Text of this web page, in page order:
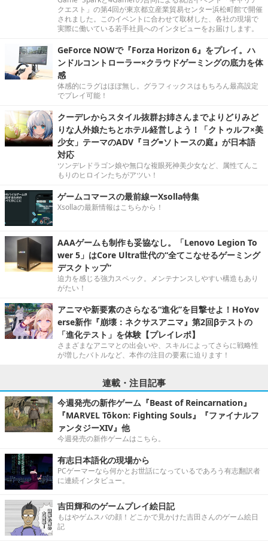
クエスト」の第4回が東京都立産業貿易センター浜松町館で開催
されました。このイベントに合わせて取材した、各社の現場で
実際に働いている若手社員へのインタビューをお届けします。
GeForce NOWで『Forza Horizon 6』をプレイ。ハ
ンドルコントローラー×クラウドゲーミングの底力を体
感
体感的にラグはほぼ無し。グラフィックスはもちろん最高設定
でプレイ可能！
クーデレからスタイル抜群お姉さんまでよりどりみど
りな人外娘たちとホテル経営しよう！「クトゥルフ×美
少女」テーマのADV『ヨグ=ソトースの庭』が日本語
対応
ツンデレドラゴン娘や無口な複眼死神美少女など、属性てんこ
もりのヒロインたちがアツい！
ゲームコマースの最前線ーXsolla特集
Xsollaの最新情報はこちらから！
AAAゲームも制作も妥協なし。「Lenovo Legion To
wer 5」はCore Ultra世代の“全てこなせるゲーミング
デスクトップ”
迫力を感じる強力スペック。メンテナンスしやすい構造もあり
がたい！
アニマや新要素のさらなる“進化”を目撃せよ！HoYov
erse新作『崩壊：ネクサスアニマ』第2回βテストの
「進化テスト」を体験【プレイレポ】
さまざまなアニマとの出会いや、スキルによってさらに戦略性
が増したバトルなど、本作の注目の要素に迫ります！
連載・注目記事
今週発売の新作ゲーム『Beast of Reincarnation』
『MARVEL Tōkon: Fighting Souls』『ファイナルフ
ァンタジーXIV』他
今週発売の新作ゲームはこちら。
有志日本語化の現場から
PCゲーマーなら何かとお世話になっているであろう有志翻訳者
に連続インタビュー。
吉田輝和のゲームプレイ絵日記
もはやゲムスパの顔！どこかで見かけた吉田さんのゲーム絵日
記